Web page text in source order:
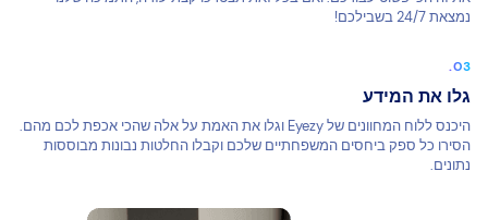
נמצאת 24/7 בשבילכם!
גלו את המידע
היכנס ללוח המחוונים של Eyezy וגלו את האמת על אלה שהכי אכפת לכם מהם.
הסירו כל ספק ביחסים המשפחתיים שלכם וקבלו החלטות נבונות מבוססות
נתונים.